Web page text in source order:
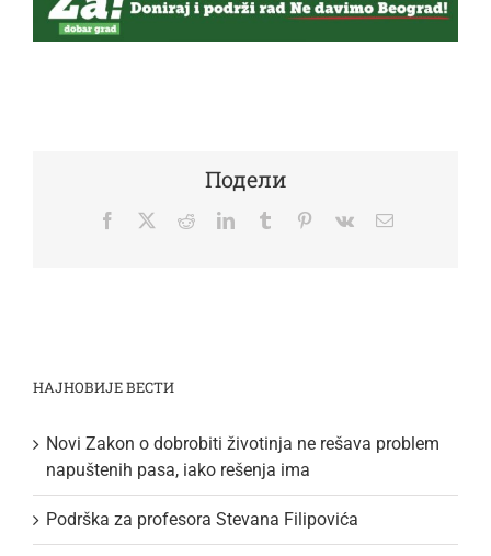
Подели
Facebook
TwitterRedditLinkedInTumblr Pinterest
Vk Email
НАЈНОВИЈЕ ВЕСТИ
Novi Zakon o dobrobiti životinja ne rešava problem
napuštenih pasa, iako rešenja ima
Podrška za profesora Stevana Filipovića